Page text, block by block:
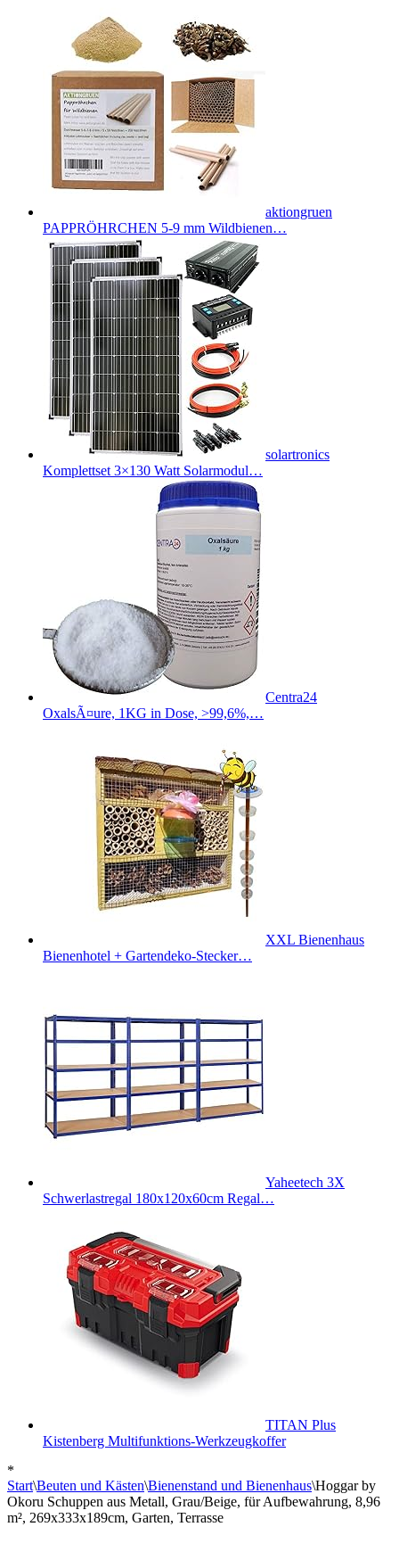
aktiongruen
PAPPRÖHRCHEN 5-9 mm Wildbienen…
solartronics
Komplettset 3×130 Watt Solarmodul…
Centra24
OxalsÃ¤ure, 1KG in Dose, >99,6%,…
XXL Bienenhaus
Bienenhotel + Gartendeko-Stecker…
Yaheetech 3X
Schwerlastregal 180x120x60cm Regal…
TITAN Plus
Kistenberg Multifunktions-Werkzeugkoffer
*
Start\Beuten und Kästen\Bienenstand und Bienenhaus\Hoggar by
Okoru Schuppen aus Metall, Grau/Beige, für Aufbewahrung, 8,96
m², 269x333x189cm, Garten, Terrasse